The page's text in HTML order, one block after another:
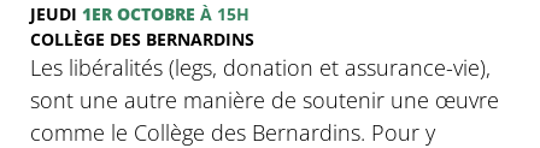
JEUDI 1ER OCTOBRE À 15H
COLLÈGE DES BERNARDINS
Les libéralités (legs, donation et assurance-vie),
sont une autre manière de soutenir une œuvre
comme le Collège des Bernardins. Pour y